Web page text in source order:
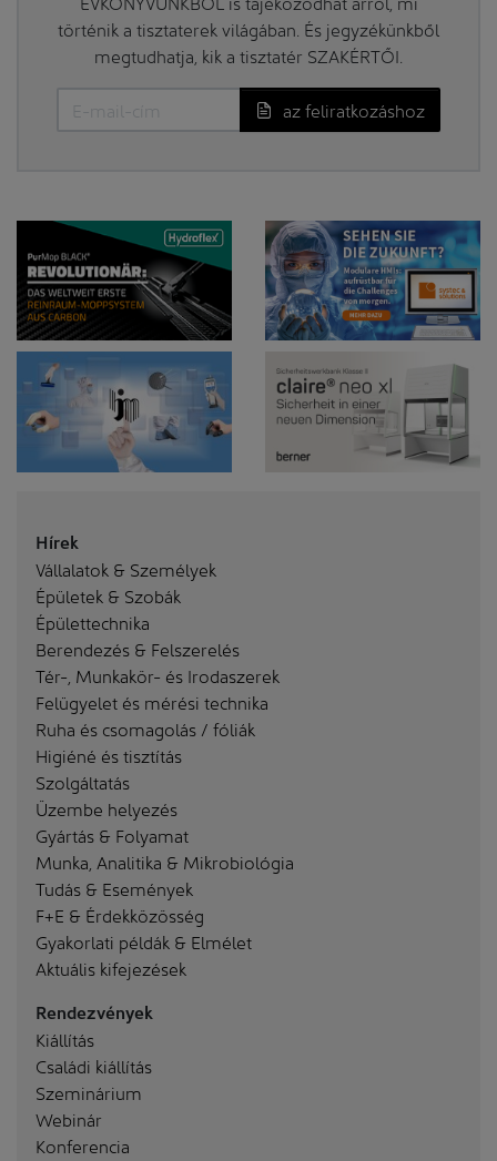
történik a tisztaterek világában. És jegyzékünkből
megtudhatja, kik a tisztatér SZAKÉRTŐI.
az feliratkozáshoz
Hírek
Vállalatok & Személyek
Épületek & Szobák
Épülettechnika
Berendezés & Felszerelés
Tér-, Munkakör- és Irodaszerek
Felügyelet és mérési technika
Ruha és csomagolás / fóliák
Higiéné és tisztítás
Szolgáltatás
Üzembe helyezés
Gyártás & Folyamat
Munka, Analitika & Mikrobiológia
Tudás & Események
F+E & Érdekközösség
Gyakorlati példák & Elmélet
Aktuális kifejezések
Rendezvények
Kiállítás
Családi kiállítás
Szeminárium
Webinár
Konferencia